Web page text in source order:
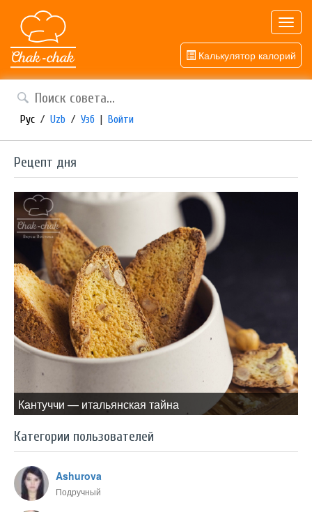
Калькулятор калорий
Рус / Uzb / Узб | Войти
Рецепт дня
Кантуччи — итальянская тайна
Категории пользователей
Ashurova
Подручный